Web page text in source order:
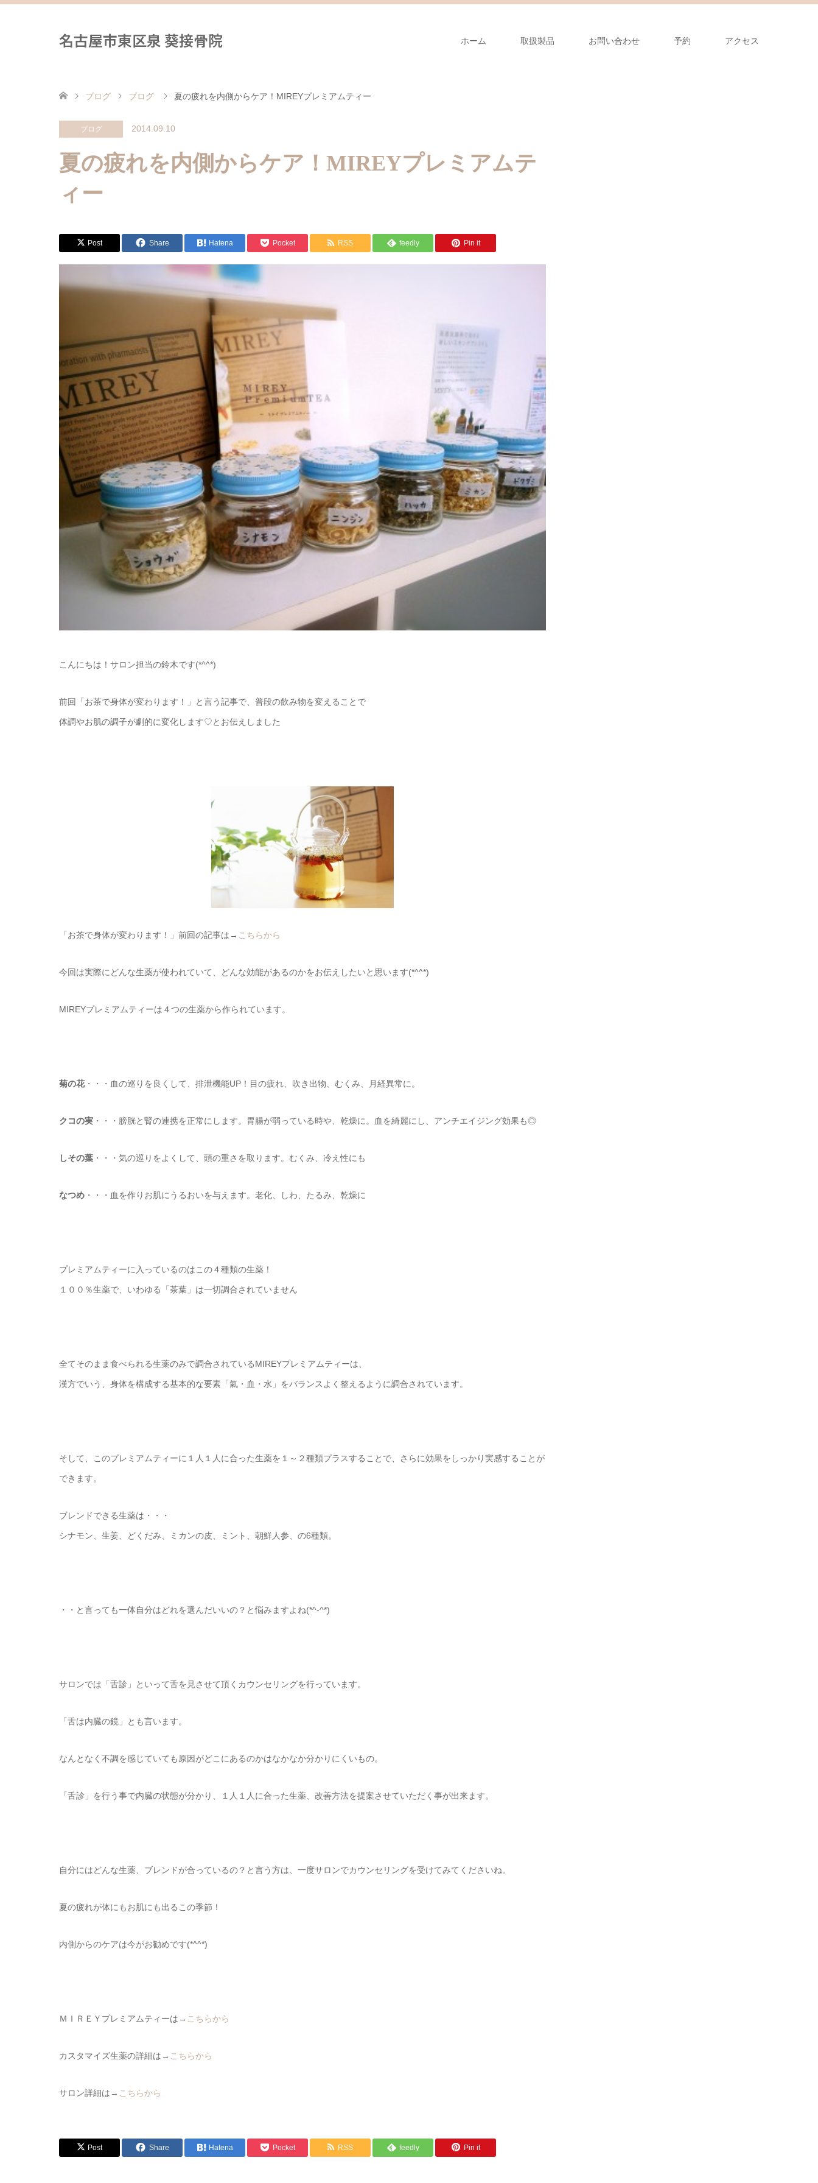
名古屋市東区泉 葵接骨院 ホーム 取扱製品 お問い合わせ 予約 アクセス
ブログ ブログ 夏の疲れを内側からケア！MIREYプレミアムティー
ブログ 2014.09.10
夏の疲れを内側からケア！MIREYプレミアムテ
ィー
Post Share Hatena Pocket RSS feedly Pin it
こんにちは！サロン担当の鈴木です(*^^*)
前回「お茶で身体が変わります！」と言う記事で、普段の飲み物を変えることで
体調やお肌の調子が劇的に変化します♡とお伝えしました
「お茶で身体が変わります！」前回の記事は→ こちらから
今回は実際にどんな生薬が使われていて、どんな効能があるのかをお伝えしたいと思います(*^^*)
MIREYプレミアムティーは４つの生薬から作られています。
菊の花・・・血の巡りを良くして、排泄機能UP！目の疲れ、吹き出物、むくみ、月経異常に。
クコの実 ・・・膀胱と腎の連携を正常にします。胃腸が弱っている時や、乾燥に。血を綺麗にし、アンチエイジング効果も◎
しその葉 ・・・気の巡りをよくして、頭の重さを取ります。むくみ、冷え性にも
なつめ ・・・血を作りお肌にうるおいを与えます。老化、しわ、たるみ、乾燥に
プレミアムティーに入っているのはこの４種類の生薬！
１００％生薬で、いわゆる「茶葉」は一切調合されていません
全てそのまま食べられる生薬のみで調合されているMIREYプレミアムティーは、
漢方でいう、身体を構成する基本的な要素「氣・血・水」をバランスよく整えるように調合されています。
そして、このプレミアムティーに１人１人に合った生薬を１～２種類プラスすることで、さらに効果をしっかり実感することが
できます。
ブレンドできる生薬は・・・
シナモン、生姜、どくだみ、ミカンの皮、ミント、朝鮮人参、の6種類。
・・と言っても一体自分はどれを選んだいいの？と悩みますよね(*^-^*)
サロンでは「舌診」といって舌を見させて頂くカウンセリングを行っています。
「舌は内臓の鏡」とも言います。
なんとなく不調を感じていても原因がどこにあるのかはなかなか分かりにくいもの。
「舌診」を行う事で内臓の状態が分かり、１人１人に合った生薬、改善方法を提案させていただく事が出来ます。
自分にはどんな生薬、ブレンドが合っているの？と言う方は、一度サロンでカウンセリングを受けてみてくださいね。
夏の疲れが体にもお肌にも出るこの季節！
内側からのケアは今がお勧めです(*^^*)
ＭＩＲＥＹプレミアムティーは→ こちらから
カスタマイズ生薬の詳細は→ こちらから
サロン詳細は→ こちらから
Post Share Hatena Pocket RSS feedly Pin it